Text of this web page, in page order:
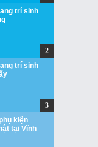
trí sinh
trí sinh
kiện
tại Vĩnh